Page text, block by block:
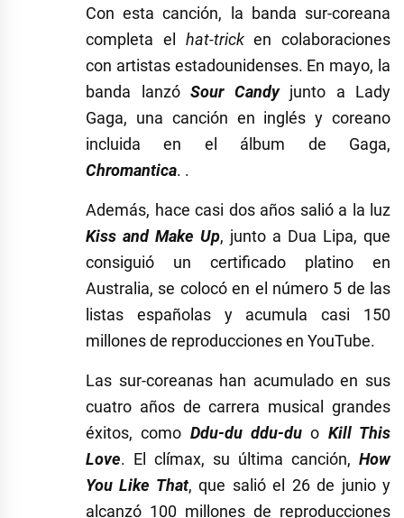
Con esta canción, la banda sur-coreana
completa el hat-tricken colaboraciones
con artistas estadounidenses. En mayo, la
banda lanzó Sour Candyjunto a Lady
Gaga, una canción en inglés y coreano
incluida en el álbum de Gaga,
Chromantica. .
Además, hace casi dos años salió a la luz
Kiss and Make Up, junto a Dua Lipa, que
consiguió un certificado platino en
Australia, se colocó en el número 5 de las
listas españolas y acumula casi 150
millones de reproducciones en YouTube.
Las sur-coreanas han acumulado en sus
cuatro años de carrera musical grandes
éxitos, como Ddu-du ddu-du o Kill This
Love. El clímax, su última canción, How
You Like That, que salió el 26 de junio y
alcanzó 100 millones de reproducciones